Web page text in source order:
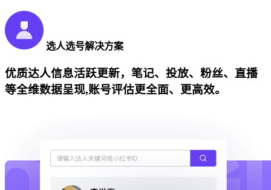
选人选号解决方案
优质达人信息活跃更新，笔记、投放、粉丝、直播
等全维数据呈现,账号评估更全面、更高效。